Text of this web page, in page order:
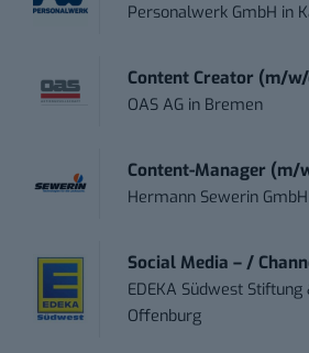
Personalwerk GmbH in
Content Creator (m/
OAS AG in Bremen
Content-Manager (m/
Hermann Sewerin GmbH
Social Media – /
EDEKA Südwest Stiftung
Offenburg